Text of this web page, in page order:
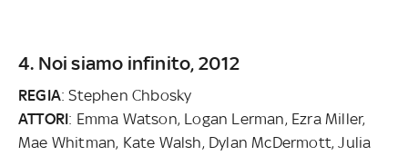
4. Noi siamo infinito, 2012
REGIA: Stephen Chbosky
ATTORI: Emma Watson, Logan Lerman, Ezra Miller,
Mae Whitman, Kate Walsh, Dylan McDermott, Julia